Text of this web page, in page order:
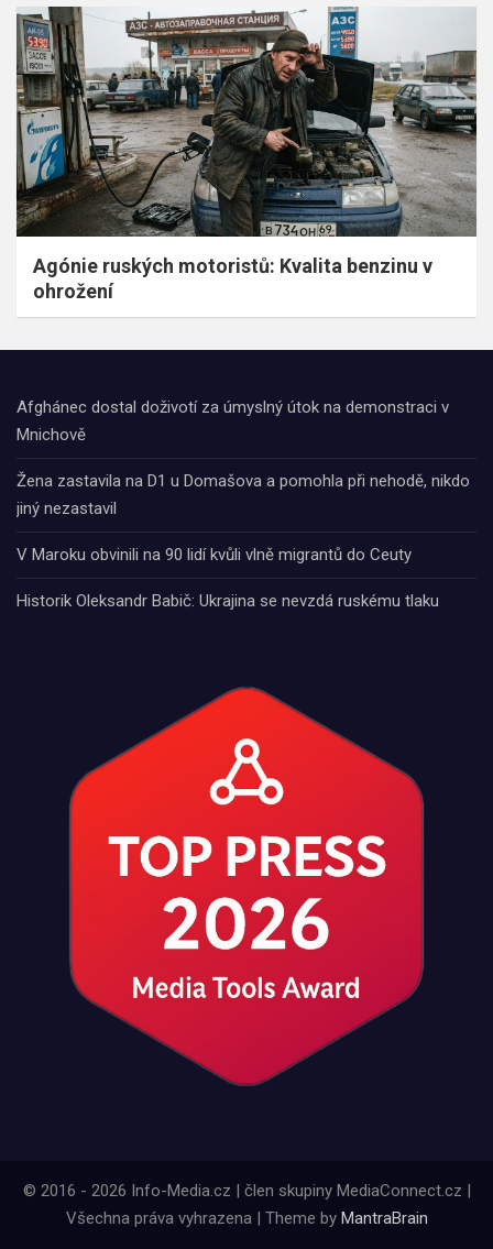
Agónie ruských motoristů: Kvalita benzinu v
ohrožení
Afghánec dostal doživotí za úmyslný útok na demonstraci v
Mnichově
Žena zastavila na D1 u Domašova a pomohla při nehodě, nikdo
jiný nezastavil
V Maroku obvinili na 90 lidí kvůli vlně migrantů do Ceuty
Historik Oleksandr Babič: Ukrajina se nevzdá ruskému tlaku
© 2016 - 2026 Info-Media.cz | člen skupiny MediaConnect.cz |
Všechna práva vyhrazena | Theme by MantraBrain